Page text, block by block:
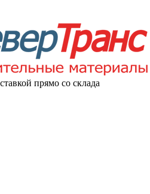
прямо со склада